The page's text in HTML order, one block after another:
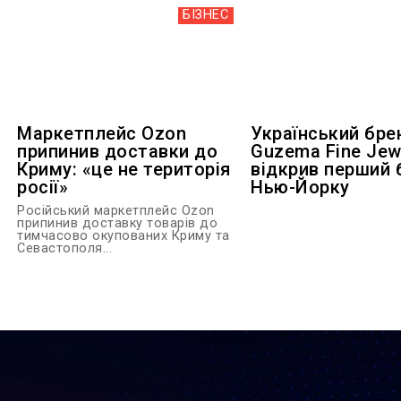
БІЗНЕС
Маркетплейс Ozon
припинив доставки до
Криму: «це не територія
росії»
Російський маркетплейс Ozon
припинив доставку товарів до
тимчасово окупованих Криму та
Севастополя...
Український
Guzema Fine
відкрив перший
Нью-Йорку